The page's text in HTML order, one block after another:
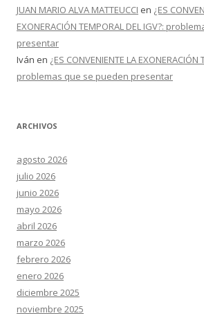
JUAN MARIO ALVA MATTEUCCI en ¿ES
EXONERACIÓN TEMPORAL DEL IGV?:
presentar
Iván en ¿ES CONVENIENTE LA EXONERACIÓN
problemas que se pueden presentar
ARCHIVOS
agosto 2026
julio 2026
junio 2026
mayo 2026
abril 2026
marzo 2026
febrero 2026
enero 2026
diciembre 2025
noviembre 2025